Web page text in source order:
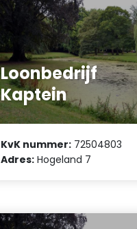
Loonbedrijf
Kaptein
KvK nummer: 72504803
Adres: Hogeland 7